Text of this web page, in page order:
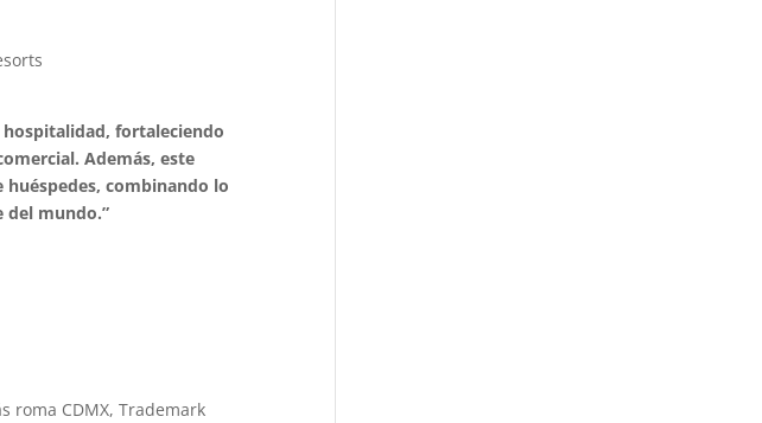
fortaleciendo
Además, este
combinando lo
del mundo.”
roma CDMX, Trademark